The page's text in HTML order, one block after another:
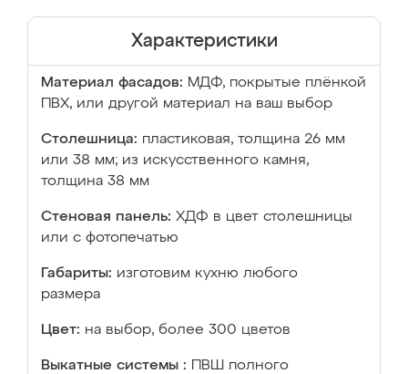
Характеристики
Материал фасадов: МДФ, покрытые плёнкой
ПВХ, или другой материал на ваш выбор
Столешница: пластиковая, толщина 26 мм
или 38 мм; из искусственного камня,
толщина 38 мм
Стеновая панель: ХДФ в цвет столешницы
или с фотопечатью
Габариты: изготовим кухню любого
размера
Цвет: на выбор, более 300 цветов
Выкатные системы :
ПВШ полного